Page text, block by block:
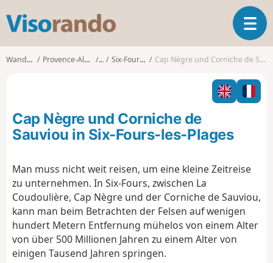
s
o
o
T
o
l
n
a
i
n
Wanderungen Provence-Alpes-Côte d'Azur VarSix-Fours-les-Plages Cap Nègre und Corniche de Sauviou in Six-Fours-les-Plages
Cap Nègre und Corniche de
Sauviou in Six-Fours-les-Plages
Man muss nicht weit reisen, um eine kleine Zeitreise
zu unternehmen. In Six-Fours, zwischen La
Coudoulière, Cap Nègre und der Corniche de Sauviou,
kann man beim Betrachten der Felsen auf wenigen
hundert Metern Entfernung mühelos von einem Alter
von über 500 Millionen Jahren zu einem Alter von
einigen Tausend Jahren springen.